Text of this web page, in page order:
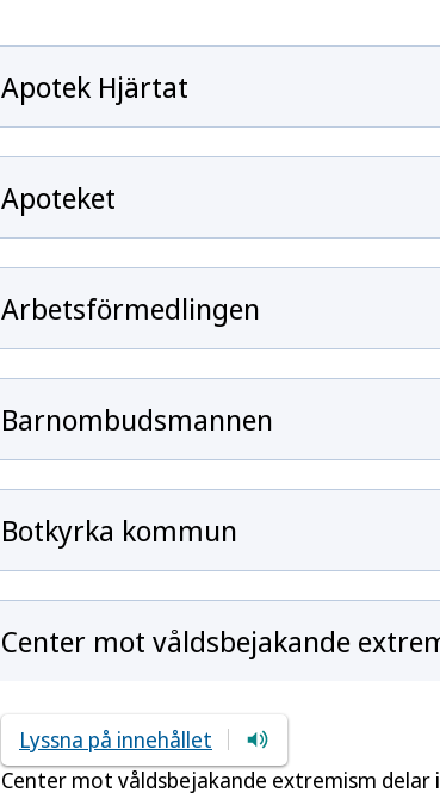
Apotek Hjärtat
Apoteket
Arbetsförmedlingen
Barnombudsmannen
Botkyrka kommun
Center mot våldsbejakande
Lyssna på innehållet
Center mot våldsbejakande extremism